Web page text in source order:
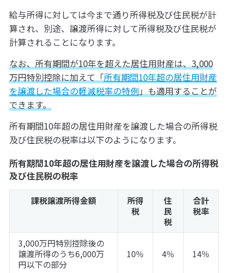
給与所得に対しては今まで通り所得税及び住民税が計
算され、別途、譲渡所得に対して所得税及び住民税が
計算されることになります。
なお、所有期間が10年を超えた居住用財産は、3,000
万円特別控除に加えて「所有期間10年超の居住用財産
を譲渡した場合の軽減税率の特例 」も適用することが
できます。
所有期間10年超の居住用財産を譲渡した場合の所得税
及び住民税の税率は以下のようになります。
所有期間10年超の居住用財産を譲渡した場合の所得税
及び住民税の税率
課税譲渡所得金額
所得
税
住
民
税
合計
税率
3,000万円特別控除後の
譲渡所得のうち6,000万
円以下の部分
10％ 4％ 14％